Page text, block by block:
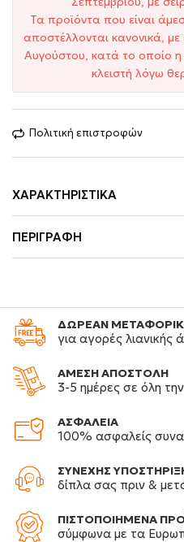
Τα προϊόντα που είναι
αποστέλλονται κανονικά,
Αυγούστου, κατά το οποίο η
κλειστή λόγω
Πολιτική επιστροφών
ΧΑΡΑΚΤΗΡΙΣΤΙΚΆ
ΠΕΡΙΓΡΑΦΉ
ΔΩΡΕΑΝ
για αγορές
ΑΜΕΣΗ ΑΠΟΣΤΟΛΗ
3-5 ημέρες σε όλη
ΑΣΦΑΛΕΙΑ
100% ασφαλείς
ΣΥΝΕΧΗΣ
δίπλα σας πριν &
ΠΙΣΤΟΠΟΙΗΜΕΝΑ
σύμφωνα με τα